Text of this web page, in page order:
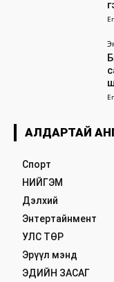
АЛДАРТАЙ
Спорт
НИЙГЭМ
Дэлхий
Энтертайнмент
УЛС ТӨР
Эрүүл мэнд
ЭДИЙН ЗАСАГ